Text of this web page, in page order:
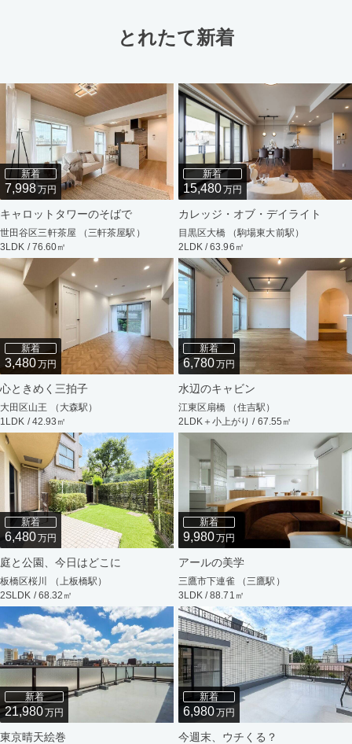
とれたて新着
新着
7,998万円
キャロットタワーのそばで
世田谷区三軒茶屋 （三軒茶屋駅）
3LDK / 76.60㎡
新着
15,480万円
カレッジ・オブ・デイライト
目黒区大橋 （駒場東大前駅）
2LDK / 63.96㎡
新着
3,480万円
心ときめく三拍子
大田区山王 （大森駅）
1LDK / 42.93㎡
新着
6,780万円
水辺のキャビン
江東区扇橋 （住吉駅）
2LDK＋小上がり / 67.55㎡
新着
6,480万円
庭と公園、今日はどこに
板橋区桜川 （上板橋駅）
2SLDK / 68.32㎡
新着
9,980万円
アールの美学
三鷹市下連雀 （三鷹駅）
3LDK / 88.71㎡
新着
21,980万円
東京晴天絵巻
新着
6,980万円
今週末、ウチくる？